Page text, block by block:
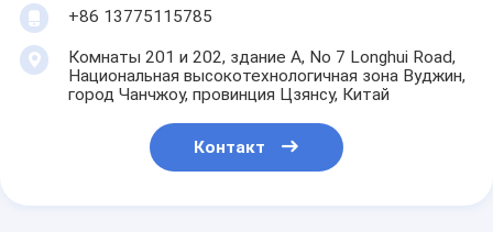
+86 13775115785
Комнаты 201 и 202, здание А, No 7 Longhui Road,
Национальная высокотехнологичная зона Вуджин,
город Чанчжоу, провинция Цзянсу, Китай
Контакт